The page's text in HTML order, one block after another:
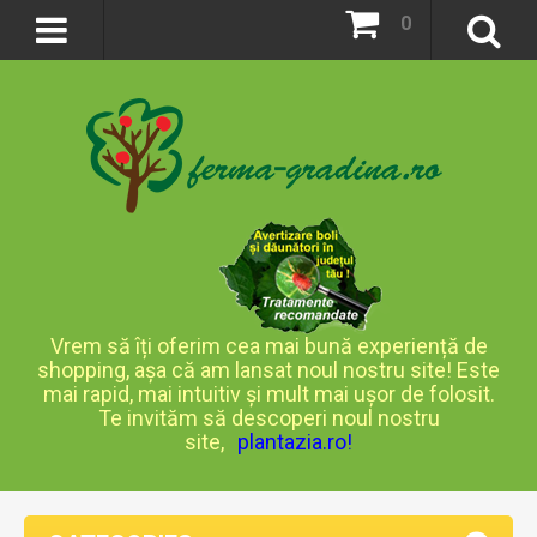
0
Vrem să îți oferim cea mai bună experiență de
shopping, așa că am lansat noul nostru site! Este
mai rapid, mai intuitiv și mult mai ușor de folosit.
Te invităm să descoperi noul nostru
site, plantazia.ro!